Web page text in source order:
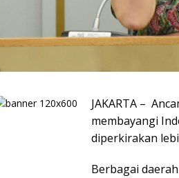
JAKARTA –
membayangi
diperkirakan
Berbagai